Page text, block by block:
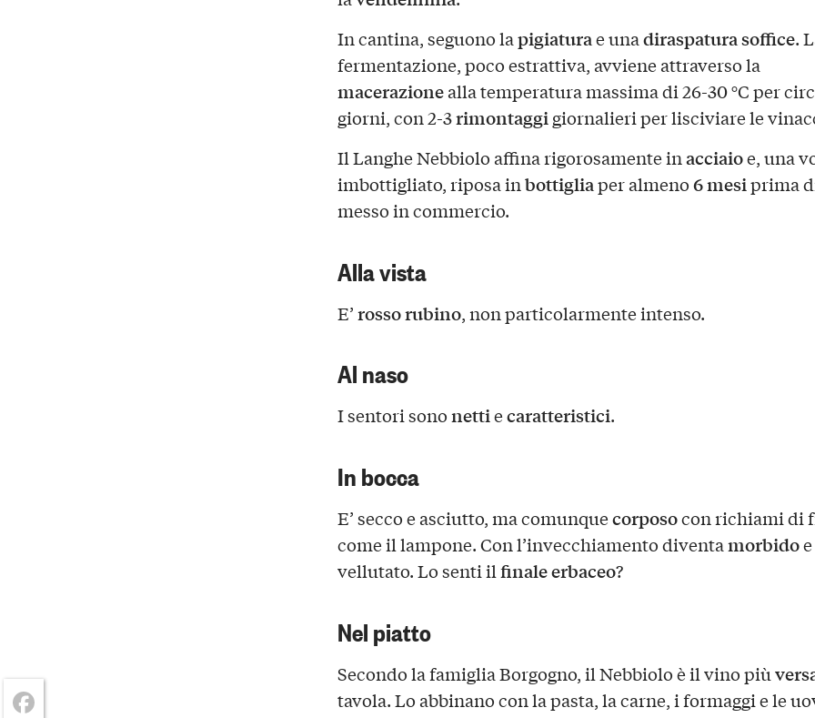
In cantina, seguono lapigiaturae unadiraspaturasoffice.
fermentazione, poco estrattiva, avviene attraverso la
macerazionealla temperatura massima di 26-30 °C per
giorni, con 2-3rimontaggi giornalieri per lisciviare le
Il Langhe Nebbiolo affina rigorosamente inacciaioe, una
imbottigliato, riposa inbottigliaper almeno6 mesiprima
messo in commercio.
Alla vista
E’rosso rubino, non particolarmente intenso.
Al naso
I sentori sononettiecaratteristici.
In bocca
E’ secco e asciutto, ma comunquecorposocon richiami di
come il lampone. Con l’invecchiamento diventamorbidoe
vellutato. Lo senti ilfinale erbaceo?
Nel piatto
Secondo la famiglia Borgogno, il Nebbiolo è il vino più
tavola. Lo abbinano con la pasta, la carne, i formaggi e le